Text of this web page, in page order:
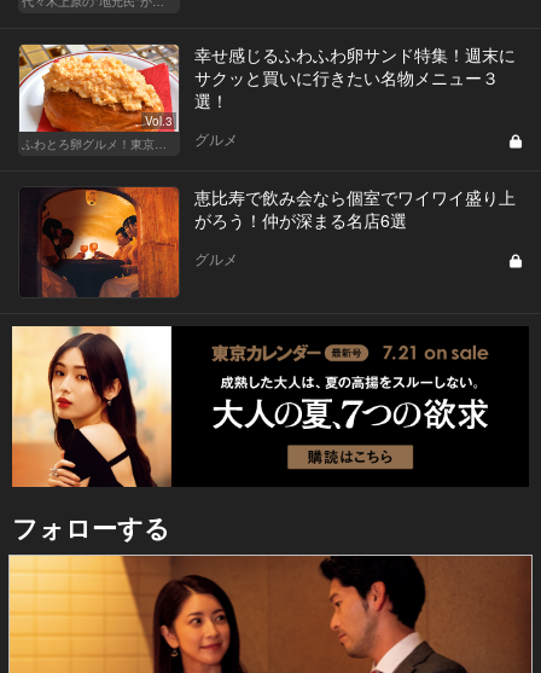
Vol.3
幸せ感じるふわふわ卵サンド特集！週末に
サクッと買いに行きたい名物メニュー３
選！
グルメ
恵比寿で飲み会なら個室でワイワイ盛り上
がろう！仲が深まる名店6選
グルメ
フォローする